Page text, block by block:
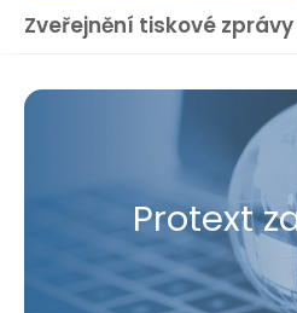
Zveřejnění tiskové
Protext